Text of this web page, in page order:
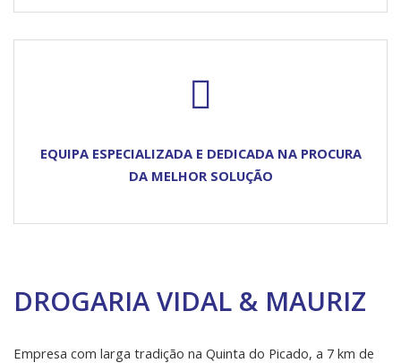
EQUIPA ESPECIALIZADA E DEDICADA NA PROCURA
DA MELHOR SOLUÇÃO
DROGARIA VIDAL & MAURIZ
Empresa com larga tradição na Quinta do Picado, a 7 km de